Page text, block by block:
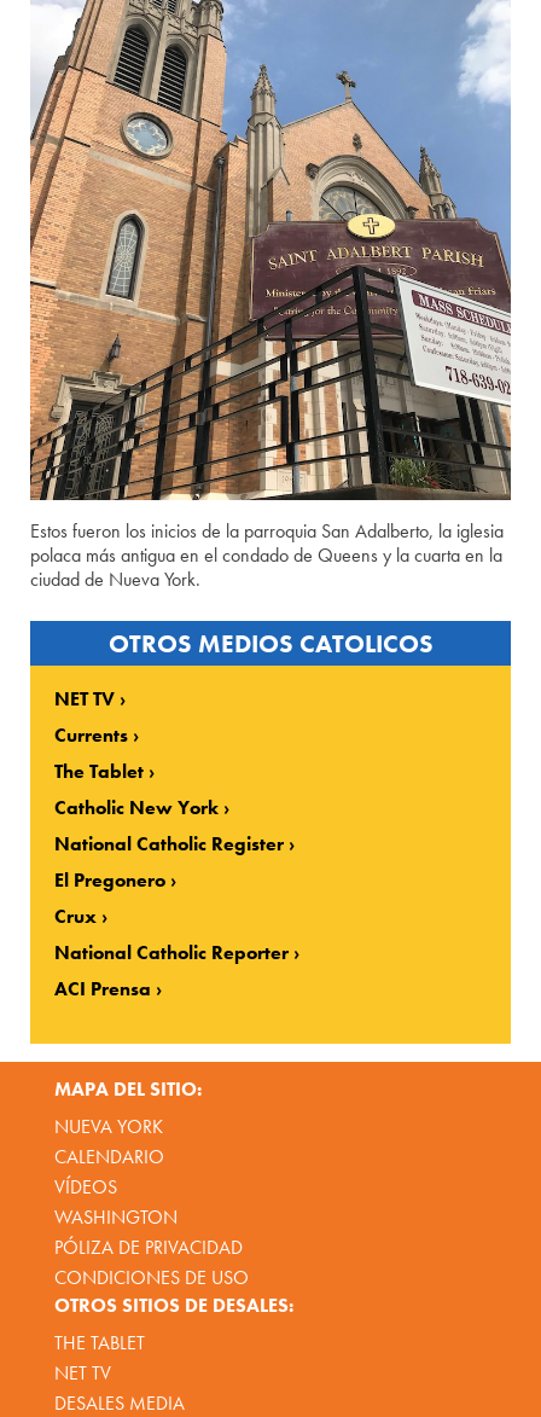
Estos fueron los inicios de la parroquia San Adalberto, la iglesia
polaca más antigua en el condado de Queens y la cuarta en la
ciudad de Nueva York.
OTROS MEDIOS CATOLICOS
NET TV
Currents
The Tablet
Catholic New York
National Catholic Register
El Pregonero
Crux
National Catholic Reporter
ACI Prensa
MAPA DEL SITIO:
NUEVA YORK
CALENDARIO
VÍDEOS
WASHINGTON
PÓLIZA DE PRIVACIDAD
CONDICIONES DE USO
OTROS SITIOS DE DESALES:
THE TABLET
NET TV
DESALES MEDIA